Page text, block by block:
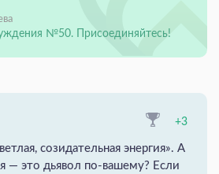
№50. Присоединяйтесь!
+3
созидательная энергия». А
— это дьявол по-вашему? Если